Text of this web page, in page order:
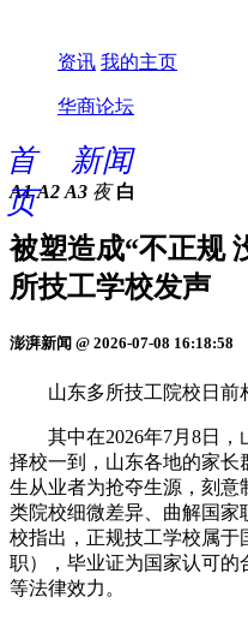
资讯 我的主页
华商论坛
首
页
新闻
A1 A2 A3 夜 白
被塑造成“不正规
所技工学校发声
澎湃新闻 @ 2026-07-08 16:18:58
山东多所技工院校日前
其中在2026年7月8日
择校一到，山东各地的家长
生从业者为抢夺生源，刻
类院校细微差异、曲解国
校指出，正规技工学校属于
职），毕业证为国家认可的
等法律效力。